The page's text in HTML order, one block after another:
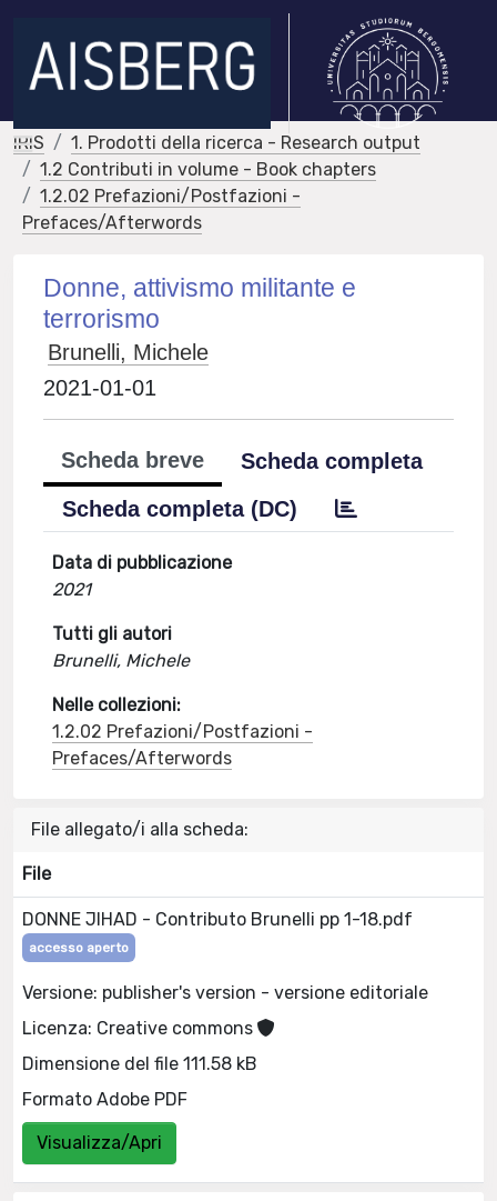
IRIS
1. Prodotti della ricerca - Research output
1.2 Contributi in volume - Book chapters
1.2.02 Prefazioni/Postfazioni -
Prefaces/Afterwords
Donne, attivismo militante e
terrorismo
Brunelli, Michele
2021-01-01
Scheda breve
Scheda completa
Scheda completa (DC)
Data di pubblicazione
2021
Tutti gli autori
Brunelli, Michele
Nelle collezioni:
1.2.02 Prefazioni/Postfazioni -
Prefaces/Afterwords
File allegato/i alla scheda:
File
DONNE JIHAD - Contributo Brunelli pp 1-18.pdf
accesso aperto
Versione: publisher's version - versione editoriale
Licenza: Creative commons
Dimensione del file 111.58 kB
Formato Adobe PDF
Visualizza/Apri